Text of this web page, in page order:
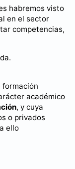
habremos visto
en el sector
competencias,
formación
académico
, y cuya
o privados
ello